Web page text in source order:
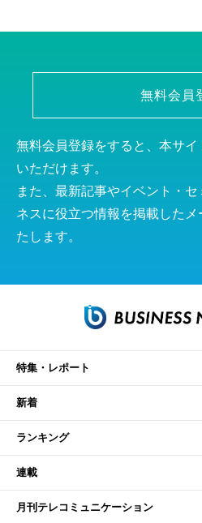
無料会員
無料会員登録をすると、本サ
いただけます。
また、最新記事やイベント・
ネスに役立つ情報を掲載した
たします。
特集・レポート
新着
ランキング
連載
月刊テレコミュニケーション